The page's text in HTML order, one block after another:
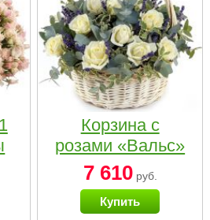
Корзина с
розами «Вальс»
7 610руб.
Купить